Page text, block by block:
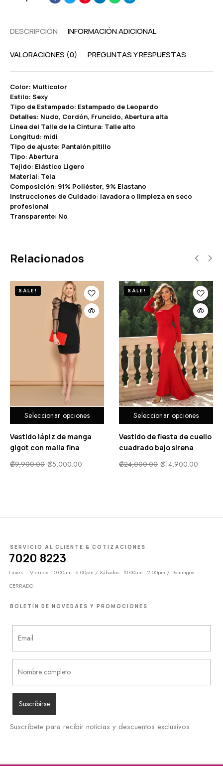
DESCRIPCIÓN INFORMACIÓN ADICIONAL
VALORACIONES (0) PREGUNTAS Y RESPUESTAS
Color: Multicolor
Estilo: Sexy
Tipo de Estampado: Estampado de Leopardo
Detalles: Nudo, Cordón, Fruncido, Abertura alta
Línea del Talle de la Cintura: Talle alto
Longitud: midi
Tipo de ajuste: Pantalón pitillo
Tipo: Abertura
Tejido: Elástico Ligero
Material: Tela
Composición: 91% Poliéster, 9% Elastano
Instrucciones de Cuidado: lavadora o limpieza en seco
profesional
Transparente: No
Relacionados
Seleccionar opciones
SALE!
Vestido lápiz de manga
gigot con malla fina
₡9,900.00 ₡5,000.00
Seleccionar opciones
SALE!
Vestido de fiesta de cuello
cuadrado bajo sirena
₡24,000.00 ₡14,900.00
SERVICIO AL CLIENTE & COTIZACIONES
7020 8223
Lunes – Viernes: 10:00am - 6:00pm / Sábados: 10:00am - 2:00pm / Domingos
CERRADO
BOLETÍN DE NOVEDAES Y PROMOCIONES
Suscríbete para recibir noticias y descuentos exclusivos.